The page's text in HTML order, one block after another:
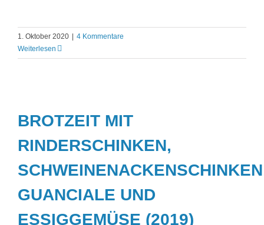
1. Oktober 2020
4 Kommentare
Weiterlesen
BROTZEIT MIT
RINDERSCHINKEN,
GUANCIALE UND
ESSIGGEMÜSE (2019)